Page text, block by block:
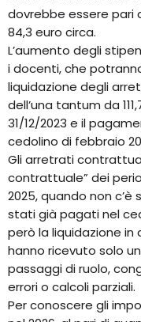
dovrebbe essere pari
84,3 euro circa.
L’aumento degli
i docenti, che
liquidazione degli
dell’una tantum da
31/12/2023 e il
cedolino di febbraio
Gli arretrati
contrattuale” dei
2025, quando non
stati già pagati nel
però la liquidazione
hanno ricevuto solo
passaggi di ruolo,
errori o calcoli parziali.
Per conoscere gli